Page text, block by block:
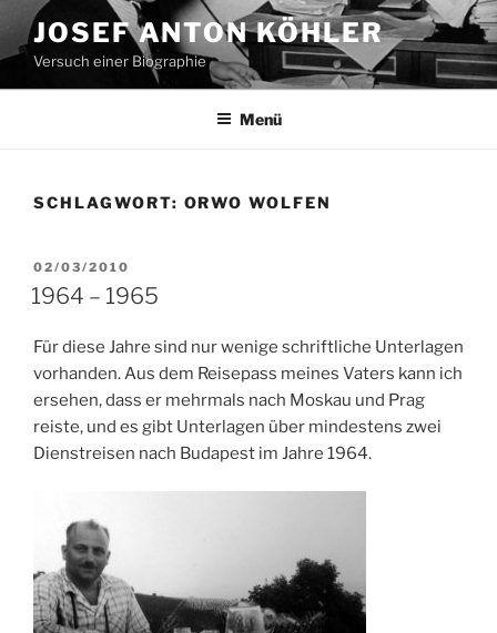
Inhalt
springen
JOSEF ANTON KÖHLER
Versuch einer Biographie
Menü
SCHLAGWORT: ORWO WOLFEN
VERÖFFENTLICHT
AM
02/03/2010
1964 – 1965
Für diese Jahre sind nur wenige schriftliche Unterlagen
vorhanden. Aus dem Reisepass meines Vaters kann ich
ersehen, dass er mehrmals nach Moskau und Prag
reiste, und es gibt Unterlagen über mindestens zwei
Dienstreisen nach Budapest im Jahre 1964.